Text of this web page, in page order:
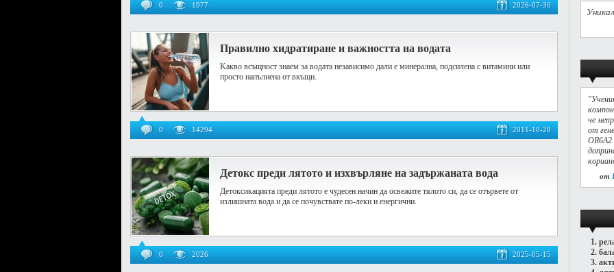
0 1977 2026-07-30
Правилно хидратиране и важността на водата
Kакво всъщност знаем за водата независимо дали е минерална, подсилена с витамини или
просто напълнена от вкъщи.
0 14294 2011-10-28
Детокс преди лятото и изхвърляне на задържаната вода
Детоксикацията преди лятото е чудесен начин да освежите тялото си, да се отървете от
излишната вода и да се почувствате по-леки и енергични.
0 2026 2025-05-15
че
от
от
1.
2.
3.